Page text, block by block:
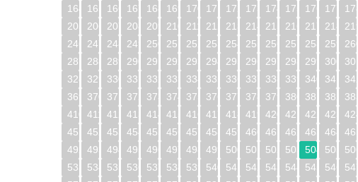
164
165 166 167 168 169 170 171 172 173 174 175 176 177 178
205
206 207 208 209 210 211 212 213 214 215 216 217 218 219
246
247 248 249 250 251 252 253 254 255 256 257 258 259 260
287
288 289 290 291 292 293 294 295 296 297 298 299 300 301
328
329 330 331 332 333 334 335 336 337 338 339 340 341 342
369
370 371 372 373 374 375 376 377 378 379 380 381 382 383
410
411 412 413 414 415 416 417 418 419 420 421 422 423 424
451
452 453 454 455 456 457 458 459 460 461 462 463 464 465
492
493 494 495 496 497 498 499 500 501 502 503 504 505 506
533
534 535 536 537 538 539 540 541 542 543 544 545 546 547